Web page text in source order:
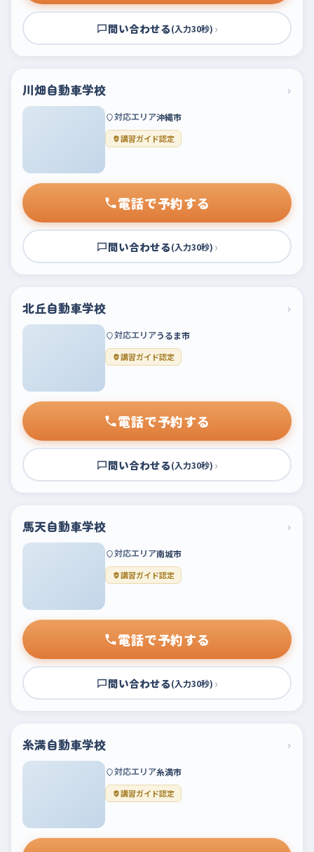
問い合わせる(入力30秒) ›
川畑自動車学校 ›
対応エリア沖縄市
講習ガイド認定
電話で予約する
問い合わせる(入力30秒) ›
北丘自動車学校 ›
対応エリアうるま市
講習ガイド認定
電話で予約する
問い合わせる(入力30秒) ›
馬天自動車学校 ›
対応エリア南城市
講習ガイド認定
電話で予約する
問い合わせる(入力30秒) ›
糸満自動車学校 ›
対応エリア糸満市
講習ガイド認定